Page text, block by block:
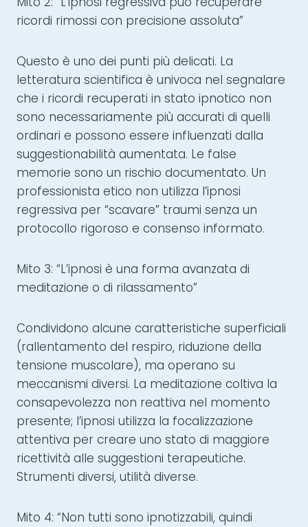
ricordi rimossi con precisione assoluta”
Questo è uno dei punti più delicati. La
letteratura scientifica è univoca nel segnalare
che i ricordi recuperati in stato ipnotico non
sono necessariamente più accurati di quelli
ordinari e possono essere influenzati dalla
suggestionabilità aumentata. Le false
memorie sono un rischio documentato. Un
professionista etico non utilizza l’ipnosi
regressiva per “scavare” traumi senza un
protocollo rigoroso e consenso informato.
Mito 3: “L’ipnosi è una forma avanzata di
meditazione o di rilassamento”
Condividono alcune caratteristiche superficiali
(rallentamento del respiro, riduzione della
tensione muscolare), ma operano su
meccanismi diversi. La meditazione coltiva la
consapevolezza non reattiva nel momento
presente; l’ipnosi utilizza la focalizzazione
attentiva per creare uno stato di maggiore
ricettività alle suggestioni terapeutiche.
Strumenti diversi, utilità diverse.
Mito 4: “Non tutti sono ipnotizzabili, quindi